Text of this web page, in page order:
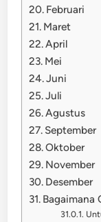
Februari
Maret
April
Mei
Juni
Juli
Agustus
September
Oktober
November
Desember
Bagaimana